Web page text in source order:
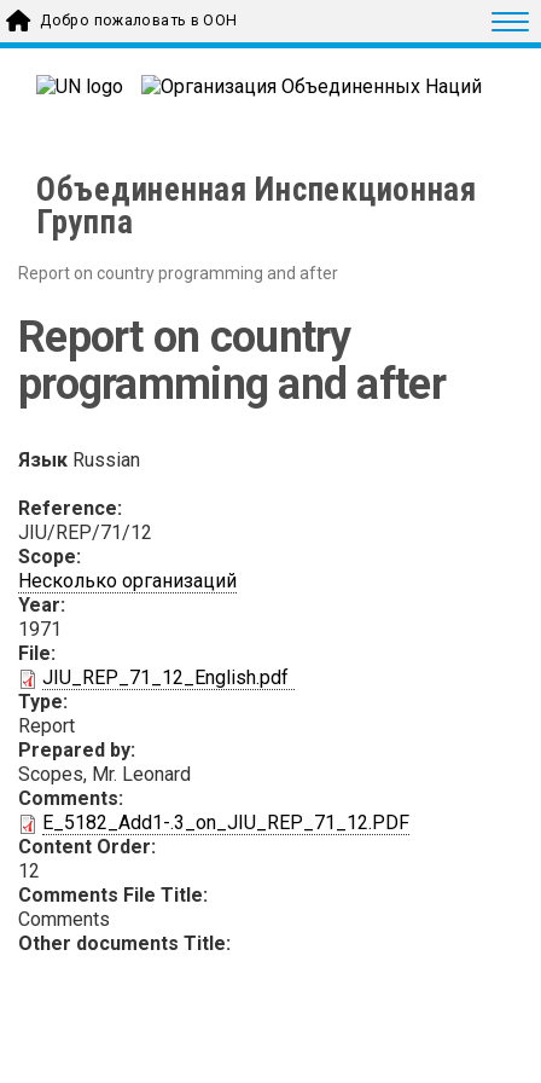
Skip to main content
Добро пожаловать в ООН
Объединенная Инспекционная
Группа
Report on country programming and after
Report on country
programming and after
Язык Russian
Reference:
JIU/REP/71/12
Scope:
Несколько организаций
Year:
1971
File:
JIU_REP_71_12_English.pdf
Type:
Report
Prepared by:
Scopes, Mr. Leonard
Comments:
E_5182_Add1-.3_on_JIU_REP_71_12.PDF
Content Order:
12
Comments File Title:
Comments
Other documents Title: